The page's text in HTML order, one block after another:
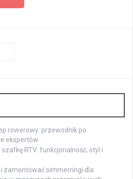
rowerowy: przewodnik po
ekspertów
szafkę RTV: funkcjonalność, styl i
zamontować simmerringi dla